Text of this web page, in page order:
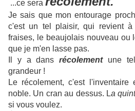
...ce sera
Je sais que mon entourage
c'est un tel plaisir, qui revient
fraises, le beaujolais nouveau ou
que je m'en lasse pas.
Il y a dansrécolementune
grandeur !
Le récolement, c'est l'inventaire
noble. Un cran au dessus. La
si vous voulez.